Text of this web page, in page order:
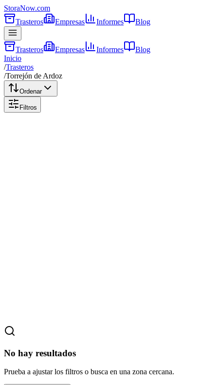
StoraNow.com
Trasteros
Empresas Informes Blog
Trasteros Empresas Informes
Blog
Inicio
/Trasteros
/Torrejón de Ardoz
Ordenar
Filtros
No hay resultados
Prueba a ajustar los filtros o busca en una zona cercana.